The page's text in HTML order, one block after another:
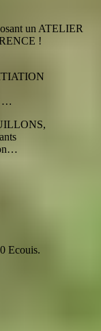
un ATELIER
!
…
Ecouis.